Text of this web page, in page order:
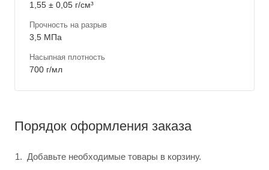
1,55 ± 0,05 г/см³
Прочность на разрыв
3,5 МПа
Насыпная плотность
700 г/мл
Порядок оформления заказа
Добавьте необходимые товары в корзину.